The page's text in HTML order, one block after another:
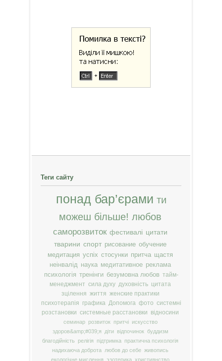
Теги сайту
понад бар’єрами ти
можеш більше! любов
саморозвиток фестивалі цитати
тварини спорт рисование обучение
медитация успіх стосунки притча щастя
неінвалід наука медитативное реклама
психологія тренінги безумовна любов тайм-
менеджмент сила духу духовність цитата
зцілення життя женские практики
психотерапія графика Допомога фото системні
розстановки системные расстановки відносини
семинар розвиток притчі
искусство
здоров&amp;#039;я
діти відпочинок буддизм
благодійність
релігія підтримка
практична психологія
надихаюча доброта
любов до себе живопись
екологічне мислення
эзотерика християнство